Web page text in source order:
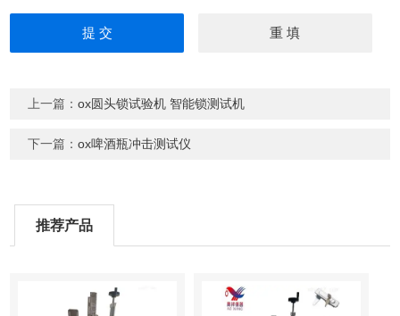
上一篇：ox圆头锁试验机 智能锁测试机
下一篇：ox啤酒瓶冲击测试仪
推荐产品